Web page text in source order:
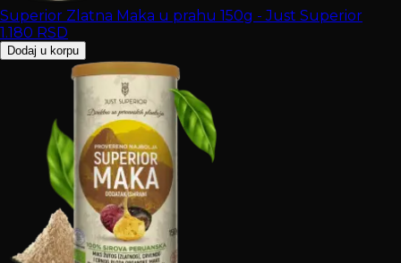
Superior Zlatna Maka u prahu 150g - Just Superior
1.180 RSD
Dodaj u korpu